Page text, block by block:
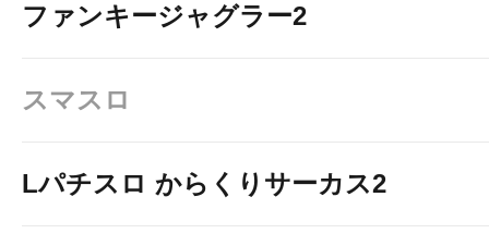
ファンキージャグラー2
スマスロ
Lパチスロ からくりサーカス2